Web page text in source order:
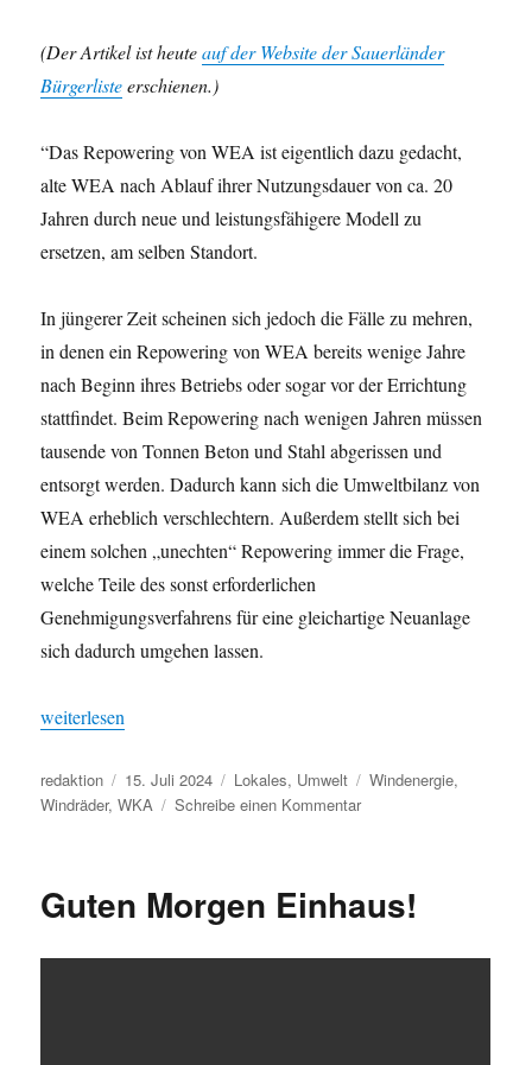
(Der Artikel ist heuteauf der Website der Sauerländer
Bürgerlisteerschienen.)
“Das Repowering von WEA ist eigentlich dazu gedacht,
alte WEA nach Ablauf ihrer Nutzungsdauer von ca. 20
Jahren durch neue und leistungsfähigere Modell zu
ersetzen, am selben Standort.
In jüngerer Zeit scheinen sich jedoch die Fälle zu mehren,
in denen ein Repowering von WEA bereits wenige Jahre
nach Beginn ihres Betriebs oder sogar vor der Errichtung
stattfindet. Beim Repowering nach wenigen Jahren müssen
tausende von Tonnen Beton und Stahl abgerissen und
entsorgt werden. Dadurch kann sich die Umweltbilanz von
WEA erheblich verschlechtern. Außerdem stellt sich bei
einem solchen „unechten“ Repowering immer die Frage,
welche Teile des sonst erforderlichen
Genehmigungsverfahrens für eine gleichartige Neuanlage
sich dadurch umgehen lassen.
„Vorzeitiges Repowering von Windenergieanlagen?“
weiterlesen
Autor
redaktion
Veröffentlicht
am
15. Juli 2024 Kategorien
Lokales, Umwelt Schlagwörter
Windenergie,
Windräder,WKA Schreibe einen Kommentarzu
Windenergieanlagen?
Guten Morgen Einhaus!